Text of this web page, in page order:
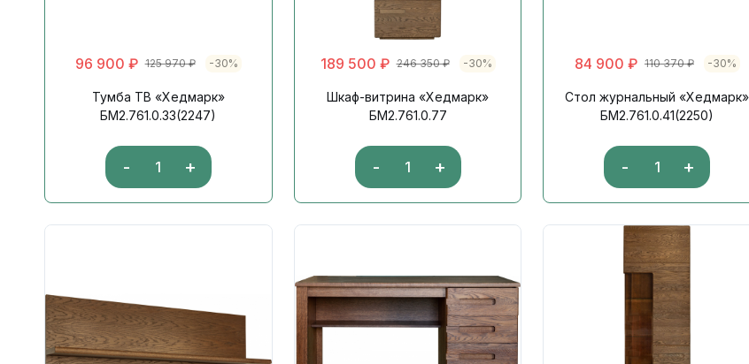
96 900 ₽ 125 970₽ -30%
Тумба ТВ «Хедмарк»
БМ2.761.0.33(2247)
- +
189 500 ₽ 246 350₽ -30%
Шкаф-витрина «Хедмарк»
БМ2.761.0.77
- +
84 900 ₽ 110 370₽ -30%
Стол журнальный «Хедмарк»
БМ2.761.0.41(2250)
- +